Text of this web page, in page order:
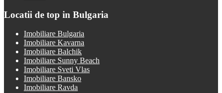
Locatii de top in Bulgaria
Imobiliare Bulgaria
Imobiliare Kavarna
Imobiliare Balchik
Imobiliare Sunny Beach
Imobiliare Sveti Vlas
Imobiliare Bansko
Imobiliare Ravda